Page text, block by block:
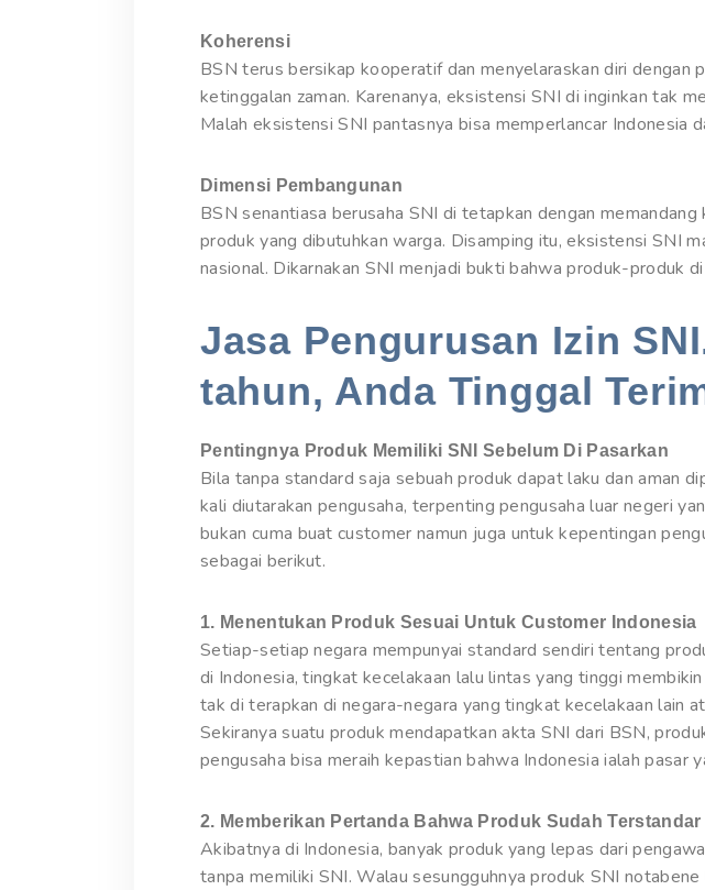
Koherensi
BSN terus bersikap kooperatif dan menyelaraskan diri dengan
ketinggalan zaman. Karenanya, eksistensi SNI di inginkan tak
Malah eksistensi SNI pantasnya bisa memperlancar Indonesia
Dimensi Pembangunan
BSN senantiasa berusaha SNI di tetapkan dengan
produk yang dibutuhkan warga. Disamping itu, eksistensi SNI
nasional. Dikarnakan SNI menjadi bukti bahwa produk-produk
Jasa Pengurusan Izin
tahun, Anda Tinggal
Pentingnya Produk Memiliki SNI Sebelum Di Pasarkan
Bila tanpa standard saja sebuah produk dapat laku dan aman
kali diutarakan pengusaha, terpenting pengusaha luar negeri
bukan cuma buat customer namun juga untuk kepentingan
sebagai berikut.
1. Menentukan Produk Sesuai Untuk Customer Indonesia
Setiap-setiap negara mempunyai standard sendiri tentang
di Indonesia, tingkat kecelakaan lalu lintas yang tinggi
tak di terapkan di negara-negara yang tingkat kecelakaan lain
Sekiranya suatu produk mendapatkan akta SNI dari BSN,
pengusaha bisa meraih kepastian bahwa Indonesia ialah pasar
2. Memberikan Pertanda Bahwa Produk Sudah Terstandar
Akibatnya di Indonesia, banyak produk yang lepas dari
tanpa memiliki SNI. Walau sesungguhnya produk SNI